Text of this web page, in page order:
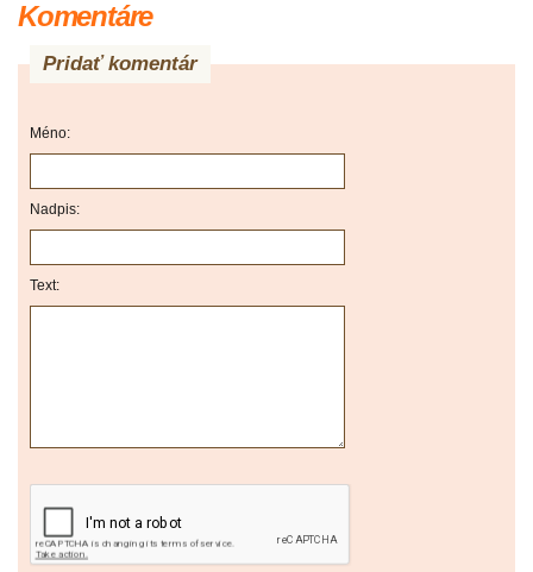
Komentáre
Pridať komentár
Méno:
Nadpis:
Text: